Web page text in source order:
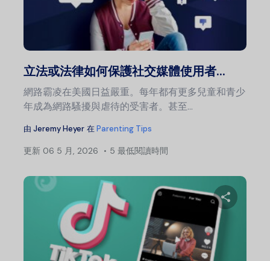
立法或法律如何保護社交媒體使用者...
網路霸凌在美國日益嚴重。每年都有更多兒童和青少
年成為網路騷擾與虐待的受害者。甚至...
由 Jeremy Heyer 在Parenting Tips
更新 06 5 月, 2026 5 最低閱讀時間